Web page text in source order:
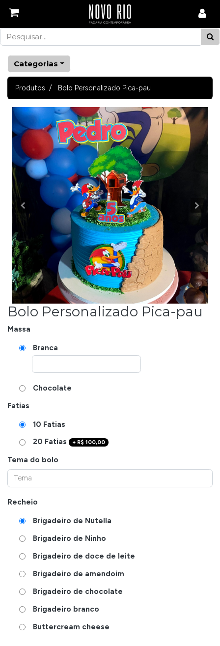
Categorias
Produtos Bolo Personalizado Pica-pau
Bolo Personalizado Pica-pau
Massa
Branca
Chocolate
Fatias
10 Fatias
20 Fatias
+ R$ 100,00
Tema do bolo
Recheio
Brigadeiro de Nutella
Brigadeiro de Ninho
Brigadeiro de doce de leite
Brigadeiro de amendoim
Brigadeiro de chocolate
Brigadeiro branco
Buttercream cheese